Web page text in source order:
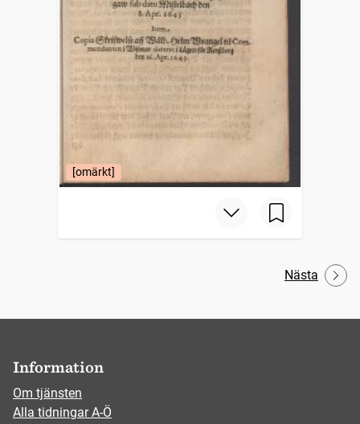
[omärkt]
Nästa
Information
Om tjänsten
Alla tidningar A-Ö